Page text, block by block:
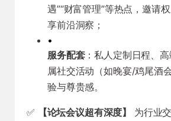
遇”“财富管理”等热点，邀请
享前沿洞察；
•
服务配套：私人定制日程、
属社交活动（如晚宴/鸡尾酒
验与尊贵感。
✅ 【论坛会议超有深度】
为行业